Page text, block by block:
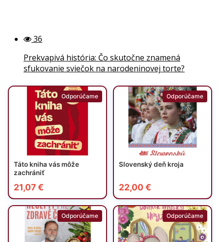
36
Prekvapivá história: Čo skutočne znamená
sfukovanie sviečok na narodeninovej torte?